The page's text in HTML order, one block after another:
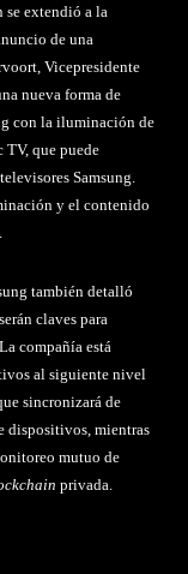
se extendió a la
de una
Vicepresidente
nueva forma de
con la iluminación de
TV, que puede
Samsung.
y el contenido
también detalló
claves para
compañía está
al siguiente nivel
sincronizará de
dispositivos, mientras
mutuo de
privada.